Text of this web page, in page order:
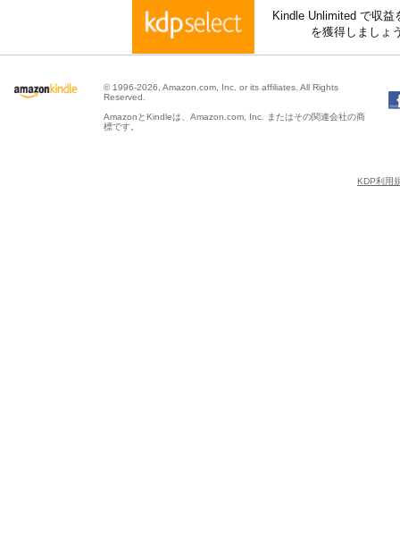
Kindle Unlimited で収
を獲得しましょ
© 1996-2026, Amazon.com, Inc. or its affiliates. All Rights
Reserved.
AmazonとKindleは、Amazon.com, Inc. またはその関連会社の商
標です。
KDP利用